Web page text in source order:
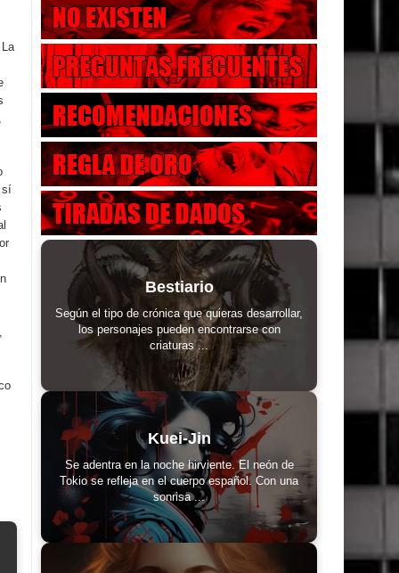
sí
Bestiario
Según el tipo de crónica que quieras desarrollar,
los personajes pueden encontrarse con
criaturas ...
Kuei-Jin
Se adentra en la noche hirviente. El neón de
Tokio se refleja en el cuerpo español. Con una
sonrisa ...